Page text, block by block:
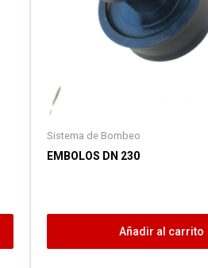
Sistema de Bombeo
EMBOLOS DN 230
Añadir al carrito